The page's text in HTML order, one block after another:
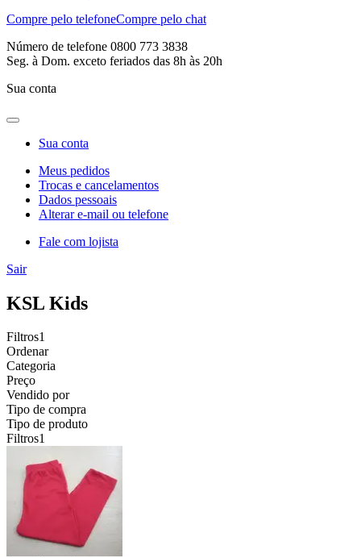
Compre pelo telefoneCompre pelo chat
Número de telefone 0800 773 3838
Seg. à Dom. exceto feriados das 8h às 20h
Sua conta
Sua conta
Meus pedidos
Trocas e cancelamentos
Dados pessoais
Alterar e-mail ou telefone
Fale com lojista
Sair
KSL Kids
Filtros1
Ordenar
Categoria
Preço
Vendido por
Tipo de compra
Tipo de produto
Filtros1